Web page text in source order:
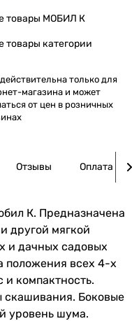
товары МОБИЛ К
товары категории
только для
магазина и может
от цен в розничных
Отзывы Оплата
К. Предназначена
другой мягкой
и дачных садовых
положения всех 4-х
и компактность.
скашивания. Боковые
уровень шума.